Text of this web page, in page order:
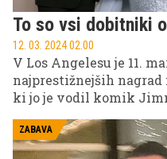
To so vsi dobitniki
12. 03. 2024 02.00
V Los Angelesu je 11.
najprestižnejših
ki jo je vodil komik
celoten seznam
spodaj.
ZABAVA